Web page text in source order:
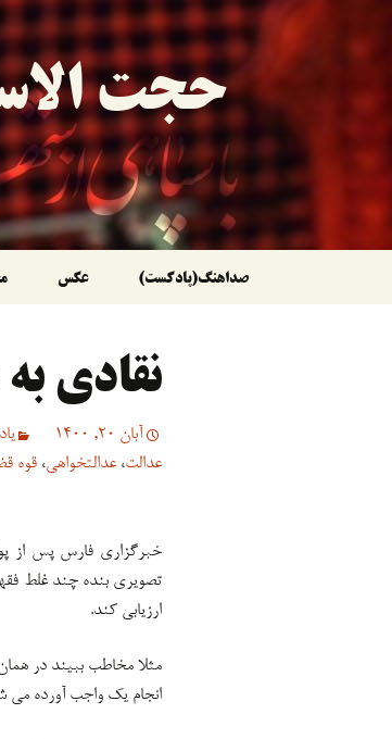
حجت
رفتن
نوشته‌ها
صداهنگ(پادکست) عکس
نقادی
آبان 20, 1400
عدالت، عدالتخواهی، قوه
خبرگزاری فارس پس از
تصویری بنده چند غلط
ارزیابی کند.
مثلا مخاطب ببیند در
انجام یک واجب آورده می